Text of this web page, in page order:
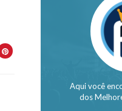
Aqui você
dos